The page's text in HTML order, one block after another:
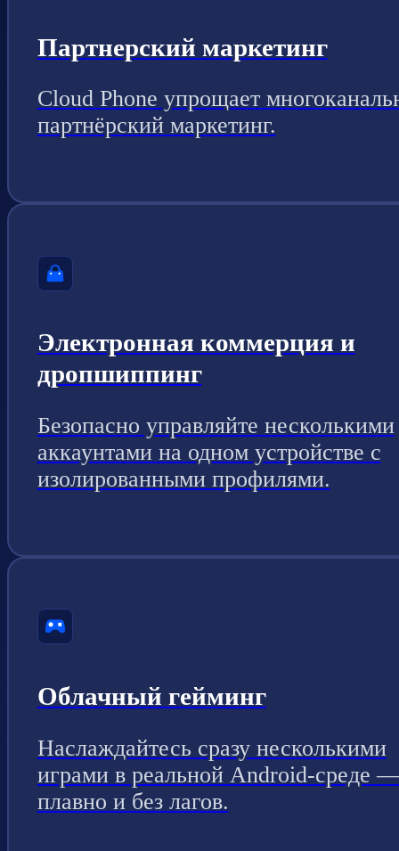
Партнерский маркетинг
Cloud Phone упрощает
партнёрский маркетинг.
Электронная коммерция и
дропшиппинг
Безопасно управляйте несколькими
аккаунтами на одном устройстве с
изолированными профилями.
Облачный гейминг
Наслаждайтесь сразу несколькими
играми в реальной Android-среде —
плавно и без лагов.